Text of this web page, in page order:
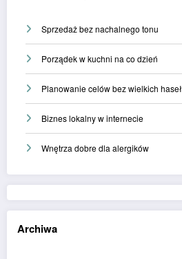
Sprzedaż bez nachalnego tonu
Porządek w kuchni na co dzień
Planowanie celów bez wielkich haseł
Biznes lokalny w internecie
Wnętrza dobre dla alergików
Archiwa